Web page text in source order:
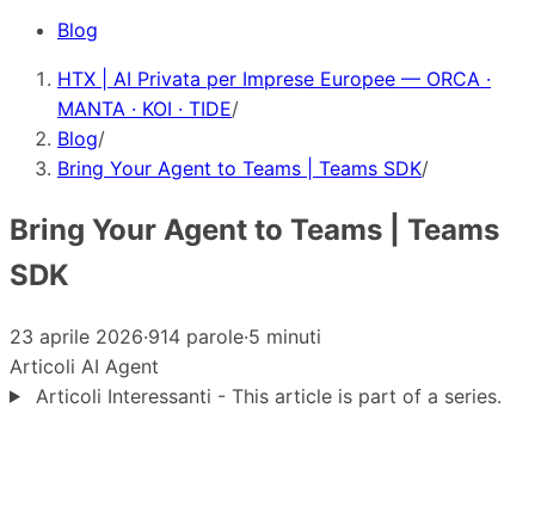
Blog
HTX | AI Privata per Imprese Europee — ORCA ·
MANTA · KOI · TIDE/
Blog/
Bring Your Agent to Teams | Teams SDK/
Bring Your Agent to Teams | Teams
SDK
23 aprile 2026·914 parole·5 minuti
Articoli AI Agent
Articoli Interessanti - This article is part of a series.